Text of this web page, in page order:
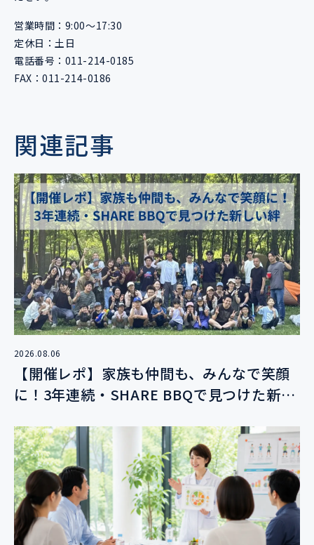
営業時間：9:00〜17:30
定休日：土日
電話番号：011-214-0185
FAX：011-214-0186
関連記事
2026.08.06
【開催レポ】家族も仲間も、みんなで笑顔
に！3年連続・SHARE BBQで見つけた新し